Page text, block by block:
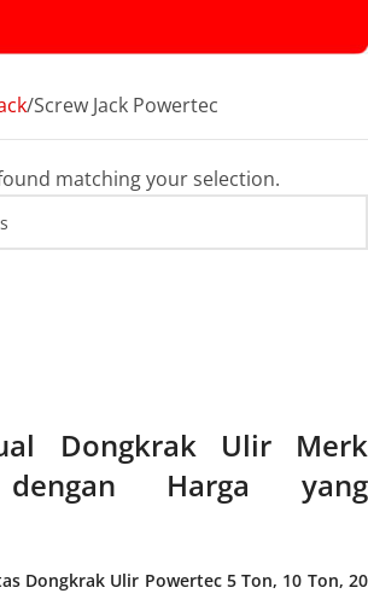
Screw Jack Powertec
matching your selection.
Dongkrak Ulir Merk
Harga yang
Dongkrak Ulir Powertec 5 Ton, 10 Ton, 20